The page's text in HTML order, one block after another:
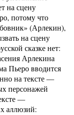
на сцену
потому что
(Арлекин),
на сцену
сказке нет:
Арлекина
Пьеро вводится
на тексте —
персонажей
—
аллюзий: